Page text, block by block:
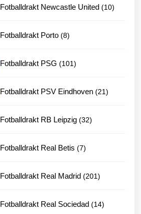
Fotballdrakt Newcastle United 1010
Fotballdrakt Porto 88
Fotballdrakt PSG 101101
Fotballdrakt PSV Eindhoven 2121
Fotballdrakt RB Leipzig 3232
Fotballdrakt Real Betis 77
Fotballdrakt Real Madrid 201201
Fotballdrakt Real Sociedad 1414